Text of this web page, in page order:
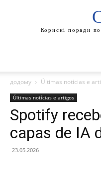
Корисні поради
додому Últimas notícias e
Últimas notícias e artigos
Spotify
capas de IA
23.05.2026